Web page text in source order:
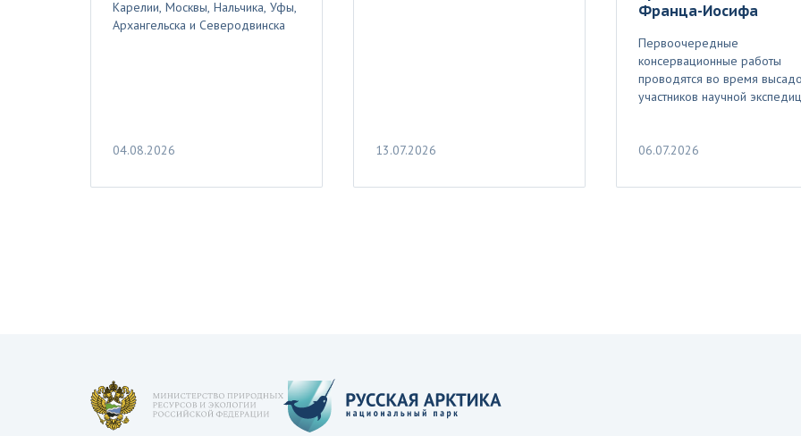
Карелии, Москвы, Нальчика, Уфы,
Архангельска и Северодвинска
04.08.2026 13.07.2026
Франца-Иосифа
Первоочередные
консервационные работы
проводятся во время
участников научной
06.07.2026